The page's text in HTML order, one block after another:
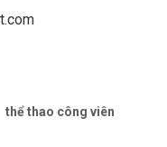
thể thao công viên